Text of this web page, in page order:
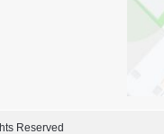
Reserved